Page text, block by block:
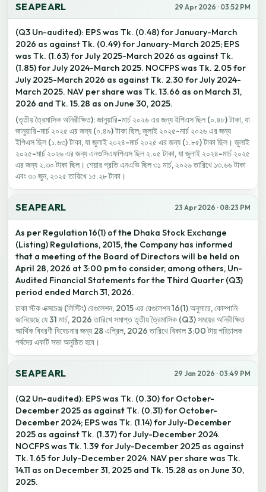
SEAPEARL 29 Apr 2026 · 03:52 PM
(Q3 Un-audited): EPS was Tk. (0.48) for January-March
2026 as against Tk. (0.49) for January-March 2025; EPS
was Tk. (1.63) for July 2025-March 2026 as against Tk.
(1.85) for July 2024-March 2025. NOCFPS was Tk. 2.05 for
July 2025-March 2026 as against Tk. 2.30 for July 2024-
March 2025. NAV per share was Tk. 13.66 as on March 31,
2026 and Tk. 15.28 as on June 30, 2025.
(তৃতীয় ত্রৈমাসিক অনিরীক্ষিত): জানুয়ারি-মার্চ ২০২৬ এর জন্য ইপিএস ছিল (০.৪৮) টাকা, যা
জানুয়ারি-মার্চ ২০২৫ এর জন্য (০.৪৯) টাকা ছিল; জুলাই ২০২৫-মার্চ ২০২৬ এর জন্য
ইপিএস ছিল (১.৬৩) টাকা, যা জুলাই ২০২৪-মার্চ ২০২৫ এর জন্য (১.৮৫) টাকা ছিল। জুলাই
২০২৫-মার্চ ২০২৬ এর জন্য এনওসিএফপিএস ছিল ২.০৫ টাকা, যা জুলাই ২০২৪-মার্চ ২০২৫
এর জন্য ২.৩০ টাকা ছিল। শেয়ার প্রতি এনএভি ছিল ৩১ মার্চ, ২০২৬ তারিখে ১৩.৬৬ টাকা
এবং ৩০ জুন, ২০২৫ তারিখে ১৫.২৮ টাকা।
SEAPEARL 23 Apr 2026 · 08:23 PM
As per Regulation 16(1) of the Dhaka Stock Exchange
(Listing) Regulations, 2015, the Company has informed
that a meeting of the Board of Directors will be held on
April 28, 2026 at 3:00 pm to consider, among others, Un-
Audited Financial Statements for the Third Quarter (Q3)
period ended March 31, 2026.
ঢাকা স্টক এক্সচেঞ্জ (লিস্টিং) রেগুলেশন, 2015 এর রেগুলেশন 16(1) অনুসারে, কোম্পানি
জানিয়েছে যে 31 মার্চ, 2026 তারিখে সমাপ্ত তৃতীয় ত্রৈমাসিক (Q3) সময়ের অনিরীক্ষিত
আর্থিক বিবরণী বিবেচনার জন্য 28 এপ্রিল, 2026 তারিখে বিকাল 3:00 টায় পরিচালক
পর্ষদের একটি সভা অনুষ্ঠিত হবে।
SEAPEARL 29 Jan 2026 · 03:49 PM
(Q2 Un-audited): EPS was Tk. (0.30) for October-
December 2025 as against Tk. (0.31) for October-
December 2024; EPS was Tk. (1.14) for July-December
2025 as against Tk. (1.37) for July-December 2024.
NOCFPS was Tk. 1.39 for July-December 2025 as against
Tk. 1.65 for July-December 2024. NAV per share was Tk.
14.11 as on December 31, 2025 and Tk. 15.28 as on June 30,
2025.